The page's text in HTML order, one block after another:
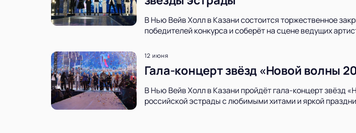
В Нью Вейв Холл в Казани состоится торжественное
победителей конкурса и соберёт на сцене ведущих
12 июня
Гала-концерт звёзд «Новой волны
В Нью Вейв Холл в Казани пройдёт гала-концерт звёзд
российской эстрады с любимыми хитами и яркой